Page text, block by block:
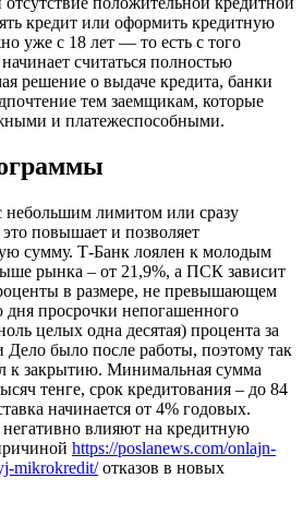
кредит или оформить кредитную
уже с 18 лет — то есть с того
считаться полностью
решение о выдаче кредита, банки
тем заемщикам, которые
и платежеспособными.
небольшим лимитом или сразу
повышает и позволяет
сумму. Т-Банк лоялен к молодым
рынка – от 21,9%, а ПСК зависит
в размере, не превышающем
дня просрочки непогашенного
целых одна десятая) процента за
было после работы, поэтому так
к закрытию. Минимальная сумма
тенге, срок кредитования – до 84
начинается от 4% годовых.
влияют на кредитную
https://poslanews.com/onlajn-
mikrokredit/отказов в новых